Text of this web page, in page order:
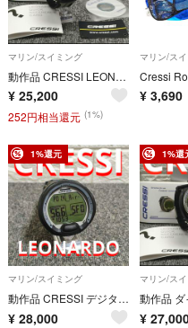
マリン/スイミング
動作品 CRESSI LEONARDO デジタル 腕時計 ダイブコンピュータ
¥ 25,200
252円相当還元 (1%)
マリン/ス
¥ 3,690
1%還元
マリン/スイミング
動作品 CRESSI デジタル ダイビングコンピュータ 腕時計 Leonardo
¥ 28,000
1%還
マリン/ス
¥